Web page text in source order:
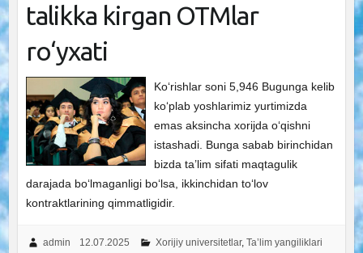
talikka kirgan OTMlar
ro‘yxati
Ko‘rishlar soni 5,946 Bugunga kelib
ko‘plab yoshlarimiz yurtimizda
emas aksincha xorijda o‘qishni
istashadi. Bunga sabab birinchidan
bizda ta’lim sifati maqtagulik
darajada bo‘lmaganligi bo‘lsa, ikkinchidan to‘lov
kontraktlarining qimmatligidir.
admin 12.07.2025 Xorijiy universitetlar, Ta’lim yangiliklari